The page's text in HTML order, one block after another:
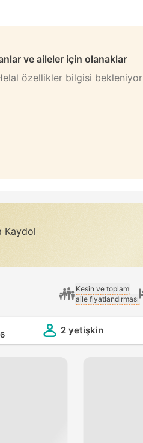
ve aileler için olanaklar
özellikler bilgisi bekleniyor
Kaydol
Kesin ve toplam
aile fiyatlandırması
2 yetişkin